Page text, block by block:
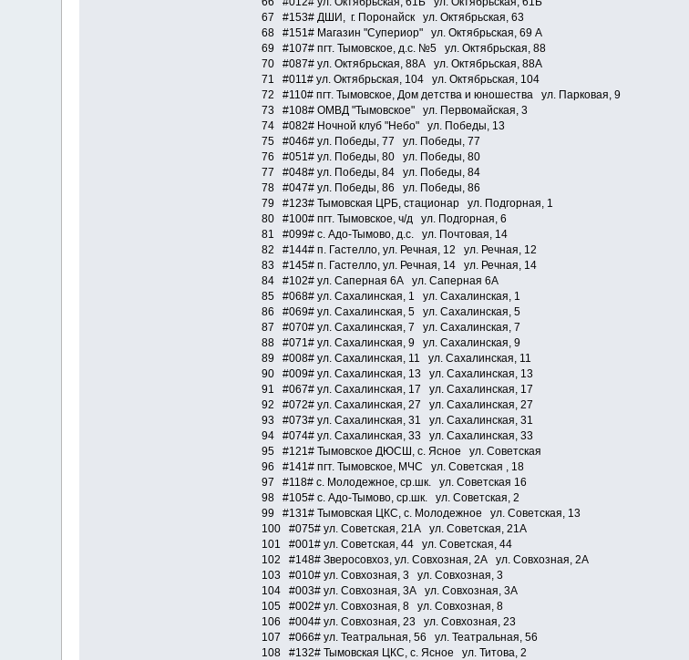
67 #153# ДШИ, г. Поронайск ул. Октябрьская, 63
68 #151# Магазин "Супериор" ул. Октябрьская, 69 А
69 #107# пгт. Тымовское, д.с. №5 ул. Октябрьская, 88
70 #087# ул. Октябрьская, 88А ул. Октябрьская, 88А
71 #011# ул. Октябрьская, 104 ул. Октябрьская, 104
72 #110# пгт. Тымовское, Дом детства и юношества ул. Парковая, 9
73 #108# ОМВД "Тымовское" ул. Первомайская, 3
74 #082# Ночной клуб "Небо" ул. Победы, 13
75 #046# ул. Победы, 77 ул. Победы, 77
76 #051# ул. Победы, 80 ул. Победы, 80
77 #048# ул. Победы, 84 ул. Победы, 84
78 #047# ул. Победы, 86 ул. Победы, 86
79 #123# Тымовская ЦРБ, стационар ул. Подгорная, 1
80 #100# пгт. Тымовское, ч/д ул. Подгорная, 6
81 #099# с. Адо-Тымово, д.с. ул. Почтовая, 14
82 #144# п. Гастелло, ул. Речная, 12 ул. Речная, 12
83 #145# п. Гастелло, ул. Речная, 14 ул. Речная, 14
84 #102# ул. Саперная 6А ул. Саперная 6А
85 #068# ул. Сахалинская, 1 ул. Сахалинская, 1
86 #069# ул. Сахалинская, 5 ул. Сахалинская, 5
87 #070# ул. Сахалинская, 7 ул. Сахалинская, 7
88 #071# ул. Сахалинская, 9 ул. Сахалинская, 9
89 #008# ул. Сахалинская, 11 ул. Сахалинская, 11
90 #009# ул. Сахалинская, 13 ул. Сахалинская, 13
91 #067# ул. Сахалинская, 17 ул. Сахалинская, 17
92 #072# ул. Сахалинская, 27 ул. Сахалинская, 27
93 #073# ул. Сахалинская, 31 ул. Сахалинская, 31
94 #074# ул. Сахалинская, 33 ул. Сахалинская, 33
95 #121# Тымовское ДЮСШ, с. Ясное ул. Советская
96 #141# пгт. Тымовское, МЧС ул. Советская , 18
97 #118# с. Молодежное, ср.шк. ул. Советская 16
98 #105# с. Адо-Тымово, ср.шк. ул. Советская, 2
99 #131# Тымовская ЦКС, с. Молодежное ул. Советская, 13
100 #075# ул. Советская, 21А ул. Советская, 21А
101 #001# ул. Советская, 44 ул. Советская, 44
102 #148# Зверосовхоз, ул. Совхозная, 2А ул. Совхозная, 2А
103 #010# ул. Совхозная, 3 ул. Совхозная, 3
104 #003# ул. Совхозная, 3А ул. Совхозная, 3А
105 #002# ул. Совхозная, 8 ул. Совхозная, 8
106 #004# ул. Совхозная, 23 ул. Совхозная, 23
107 #066# ул. Театральная, 56 ул. Театральная, 56
108 #132# Тымовская ЦКС, с. Ясное ул. Титова, 2